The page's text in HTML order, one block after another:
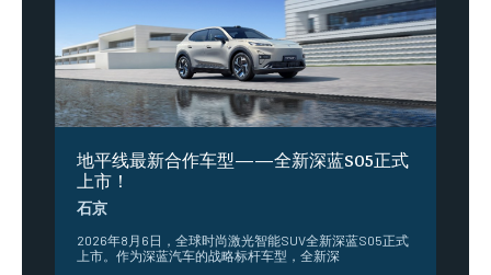
地平线最新合作车型——全新深蓝S05正式
上市！
石京
2026年8月6日，全球时尚激光智能SUV全新深蓝S05正式
上市。作为深蓝汽车的战略标杆车型，全新深